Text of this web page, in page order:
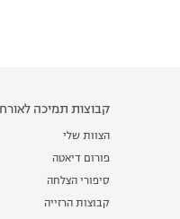
קבוצות תמיכה
הצוות שלי
פורום דיאטה
סיפורי הצלחה
קבוצות הרזייה